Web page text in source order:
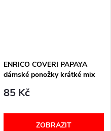
ENRICO COVERI PAPAYA
dámské ponožky krátké mix
85 Kč
ZOBRAZIT